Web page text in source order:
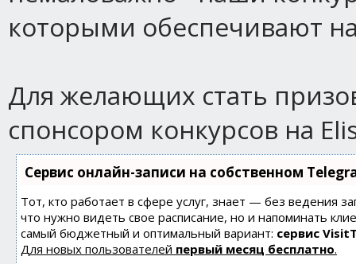
которыми обеспечивают
Для желающих стать
спонсором конкурсов на
Сервис онлайн-записи на собственном
Тот, кто работает в сфере услуг, знает — без ведения
что нужно видеть свое расписание, но и напоминать
самый бюджетный и оптимальный вариант: сервис
Для новых пользователей первый месяц бесплатно.